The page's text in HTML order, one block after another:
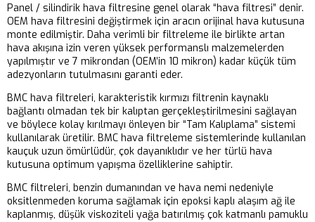
Panel / silindirik hava filtresine genel olarak “hava filtresi” denir.
OEM hava filtresini değiştirmek için aracın orijinal hava kutusuna
monte edilmiştir. Daha verimli bir filtreleme ile birlikte artan
hava akışına izin veren yüksek performanslı malzemelerden
yapılmıştır ve 7 mikrondan (OEM’in 10 mikron) kadar küçük tüm
adezyonların tutulmasını garanti eder.
BMC hava filtreleri, karakteristik kırmızı filtrenin kaynaklı
bağlantı olmadan tek bir kalıptan gerçekleştirilmesini sağlayan
ve böylece kolay kırılmayı önleyen bir “Tam Kalıplama” sistemi
kullanılarak üretilir. BMC hava filtreleme sistemlerinde kullanılan
kauçuk uzun ömürlüdür, çok dayanıklıdır ve her türlü hava
kutusuna optimum yapışma özelliklerine sahiptir.
BMC filtreleri, benzin dumanından ve hava nemi nedeniyle
oksitlenmeden koruma sağlamak için epoksi kaplı alaşım ağ ile
kaplanmış, düşük viskoziteli yağa batırılmış çok katmanlı pamuklu